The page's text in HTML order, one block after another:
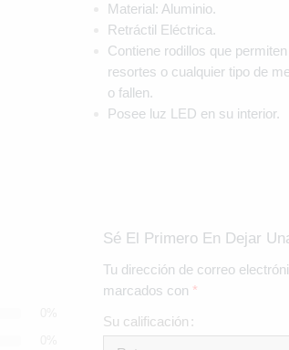
Material: Aluminio.
Retráctil Eléctrica.
Contiene rodillos que
resortes o cualquier tipo de
o fallen.
Posee luz LED en su interior.
Sé El Primero En Dejar
Tu dirección de correo
marcados con *
Su calificación